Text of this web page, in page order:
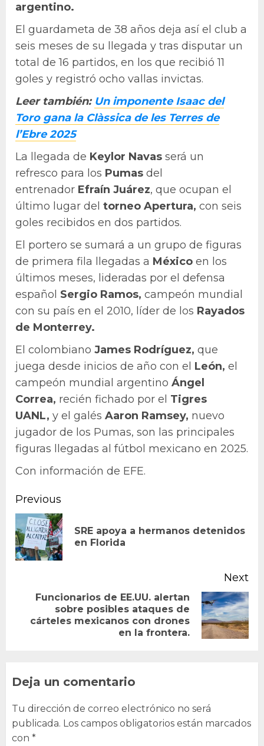
argentino.
El guardameta de 38 años deja así el club a
seis meses de su llegada y tras disputar un
total de 16 partidos, en los que recibió 11
goles y registró ocho vallas invictas.
Leer también: Un imponente Isaac del
Toro gana la Clàssica de les Terres de
l’Ebre 2025
La llegada de Keylor Navas será un
refresco para los Pumas del
entrenador Efraín Juárez, que ocupan el
último lugar del torneo Apertura, con seis
goles recibidos en dos partidos.
El portero se sumará a un grupo de figuras
de primera fila llegadas a México en los
últimos meses, lideradas por el defensa
español Sergio Ramos, campeón mundial
con su país en el 2010, líder de los Rayados
de Monterrey.
El colombiano James Rodríguez, que
juega desde inicios de año con el León, el
campeón mundial argentino Ángel
Correa, recién fichado por el Tigres
UANL, y el galés Aaron Ramsey, nuevo
jugador de los Pumas, son las principales
figuras llegadas al fútbol mexicano en 2025.
Con información de EFE.
Continue
Reading
Previous
SRE apoya a hermanos detenidos
en Florida
Next
post:
Funcionarios de EE.UU. alertan
sobre posibles ataques de
cárteles mexicanos con drones
en la frontera.
Deja un comentario
Tu dirección de correo electrónico no será
publicada. Los campos obligatorios están marcados
con *